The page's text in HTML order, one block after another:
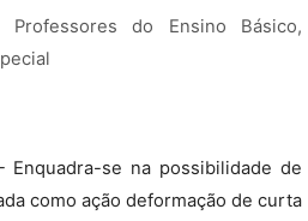
Professores do Ensino Básico,
Enquadra-se na possibilidade de
como ação deformação de curta